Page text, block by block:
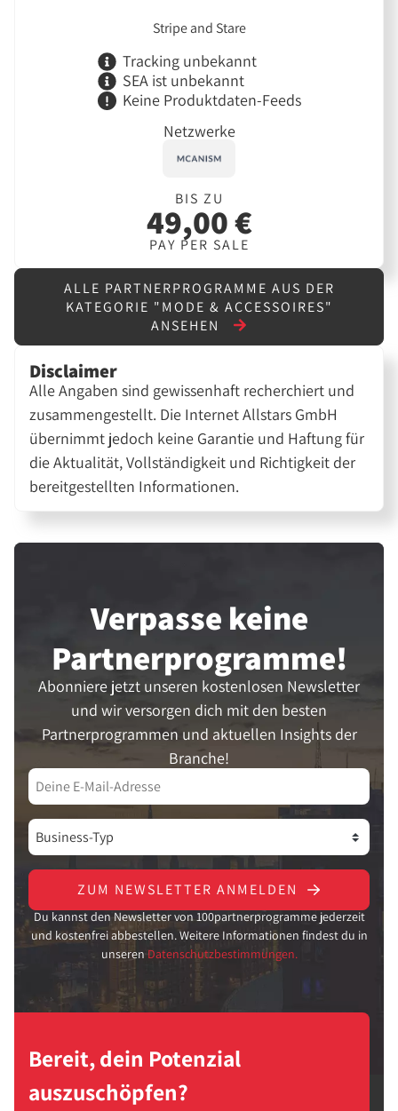
Stripe and Stare
Tracking unbekannt
SEA ist unbekannt
Keine Produktdaten-Feeds
Netzwerke
BIS ZU
49,00 €
PAY PER SALE
ALLE PARTNERPROGRAMME AUS DER
KATEGORIE "MODE & ACCESSOIRES"
ANSEHEN
Disclaimer
Alle Angaben sind gewissenhaft recherchiert und
zusammengestellt. Die Internet Allstars GmbH
übernimmt jedoch keine Garantie und Haftung für
die Aktualität, Vollständigkeit und Richtigkeit der
bereitgestellten Informationen.
Verpasse keine
Partner­programme!
Abonniere jetzt unseren kostenlosen Newsletter
und wir versorgen dich mit den besten
Partnerprogrammen und aktuellen Insights der
Branche!
ZUM NEWSLETTER ANMELDEN
Du kannst den Newsletter von 100partnerprogramme jederzeit
und kostenfrei abbestellen. Weitere Informationen findest du in
unseren Datenschutzbestimmungen.
Bereit, dein Potenzial
auszuschöpfen?